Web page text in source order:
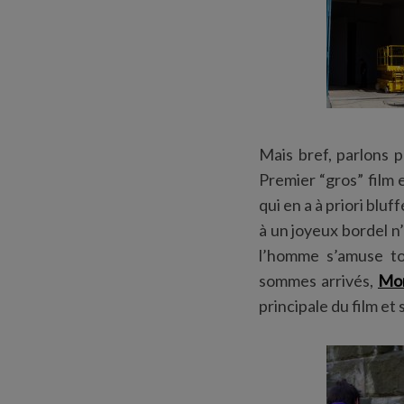
Mais bref, parlons
Premier “gros”
qui en a à priori
à un joyeux bordel
l’homme
sommes arrivés,
principale du film et